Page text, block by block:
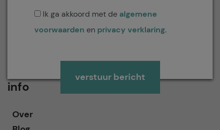
Ik ga akkoord met de algemene
voorwaarden en privacy verklaring.
info
Over